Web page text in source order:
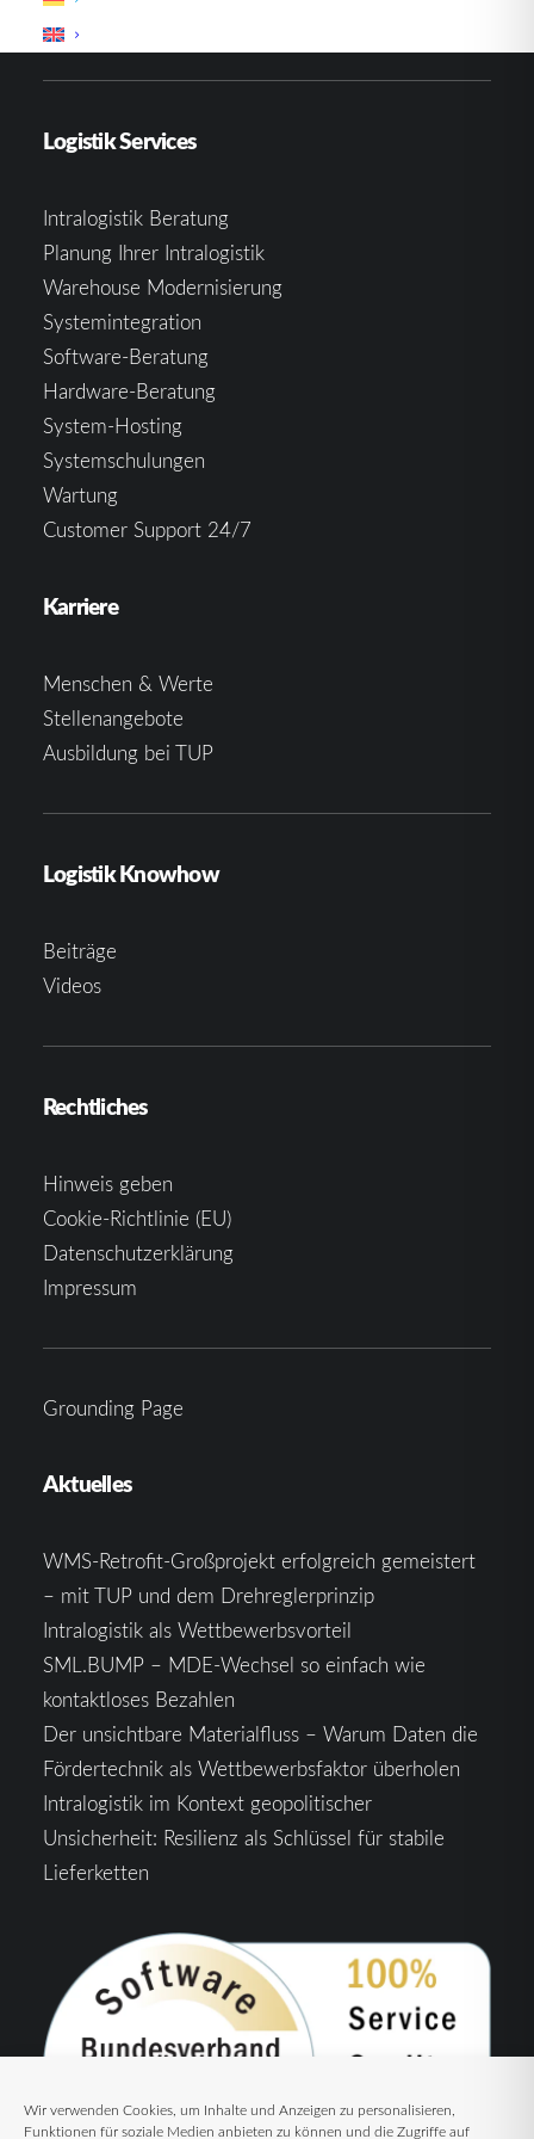
Wir verwenden Cookies, um Inhalte und Anzeigen zu personalisieren,
Funktionen für soziale Medien anbieten zu können und die Zugriffe auf
Logistik Services
Intralogistik Beratung
Planung Ihrer Intralogistik
Warehouse Modernisierung
Systemintegration
Software-Beratung
Hardware-Beratung
System-Hosting
Systemschulungen
Wartung
Customer Support 24/7
Karriere
Menschen & Werte
Stellenangebote
Ausbildung bei TUP
Logistik Knowhow
Beiträge
Videos
Rechtliches
Hinweis geben
Cookie-Richtlinie (EU)
Datenschutzerklärung
Impressum
Grounding Page
Aktuelles
WMS-Retrofit-Großprojekt erfolgreich gemeistert
– mit TUP und dem Drehreglerprinzip
Intralogistik als Wettbewerbsvorteil
SML.BUMP – MDE-Wechsel so einfach wie
kontaktloses Bezahlen
Der unsichtbare Materialfluss – Warum Daten die
Fördertechnik als Wettbewerbsfaktor überholen
Intralogistik im Kontext geopolitischer
Unsicherheit: Resilienz als Schlüssel für stabile
Lieferketten